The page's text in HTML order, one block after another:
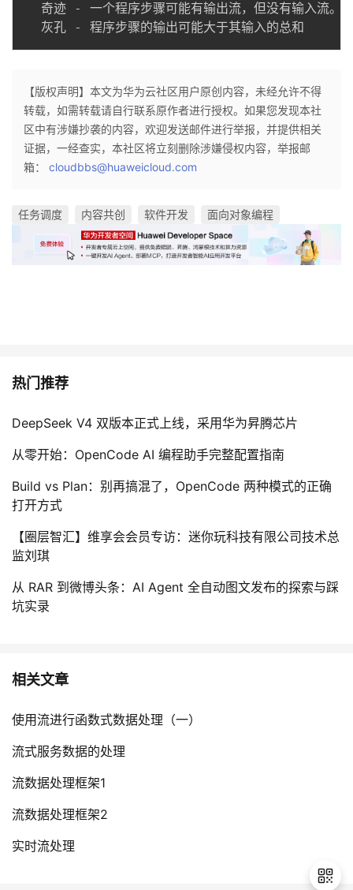
  奇迹 - 一个程序步骤可能有输出流，但没有输入流。
【版权声明】本文为华为云社区用户原创内容，未经允许不得
转载，如需转载请自行联系原作者进行授权。如果您发现本社
区中有涉嫌抄袭的内容，欢迎发送邮件进行举报，并提供相关
证据，一经查实，本社区将立刻删除涉嫌侵权内容，举报邮
箱： cloudbbs@huaweicloud.com
任务调度 内容共创 软件开发 面向对象编程
热门推荐
DeepSeek V4 双版本正式上线，采用华为昇腾芯片
从零开始：OpenCode AI 编程助手完整配置指南
Build vs Plan：别再搞混了，OpenCode 两种模式的正确
打开方式
【圈层智汇】维享会会员专访：迷你玩科技有限公司技术总
监刘琪
从 RAR 到微博头条：AI Agent 全自动图文发布的探索与踩
坑实录
相关文章
使用流进行函数式数据处理（一）
流式服务数据的处理
流数据处理框架1
流数据处理框架2
实时流处理